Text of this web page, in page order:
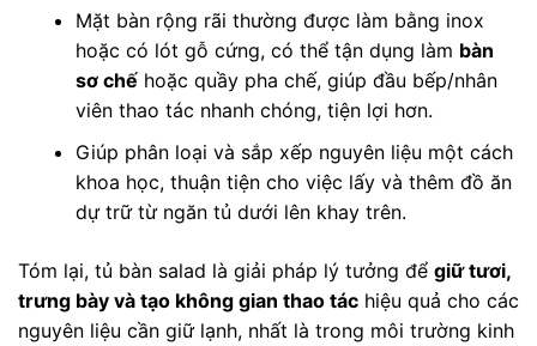
Mặt bàn rộng rãi thường được làm bằng inox
hoặc có lót gỗ cứng, có thể tận dụng làm bàn
sơ chế hoặc quầy pha chế, giúp đầu bếp/nhân
viên thao tác nhanh chóng, tiện lợi hơn.
Giúp phân loại và sắp xếp nguyên liệu một cách
khoa học, thuận tiện cho việc lấy và thêm đồ ăn
dự trữ từ ngăn tủ dưới lên khay trên.
Tóm lại, tủ bàn salad là giải pháp lý tưởng để giữ tươi,
trưng bày và tạo không gian thao tác hiệu quả cho các
nguyên liệu cần giữ lạnh, nhất là trong môi trường kinh